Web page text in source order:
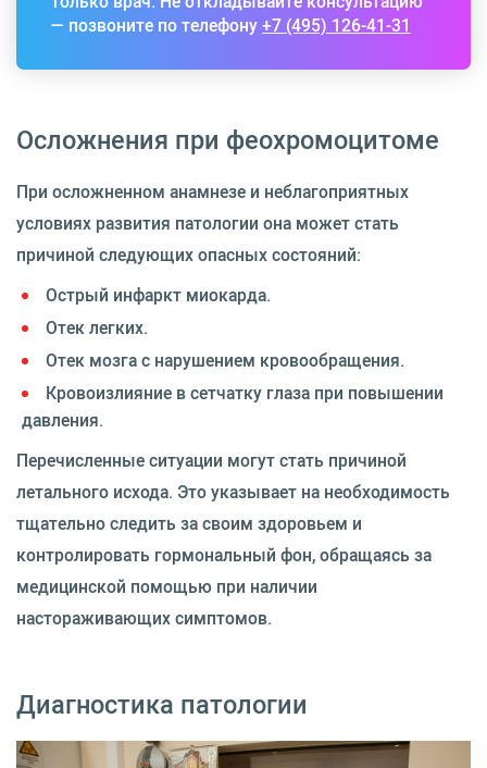
— позвоните по телефону+7 (495) 126-41-31
Осложнения при феохромоцитоме
При осложненном анамнезе и неблагоприятных
условиях развития патологии она может стать
причиной следующих опасных состояний:
Острый инфаркт миокарда.
Отек легких.
Отек мозга с нарушением кровообращения.
Кровоизлияние в сетчатку глаза при повышении
давления.
Перечисленные ситуации могут стать причиной
летального исхода. Это указывает на необходимость
тщательно следить за своим здоровьем и
контролировать гормональный фон, обращаясь за
медицинской помощью при наличии
настораживающих симптомов.
Диагностика патологии